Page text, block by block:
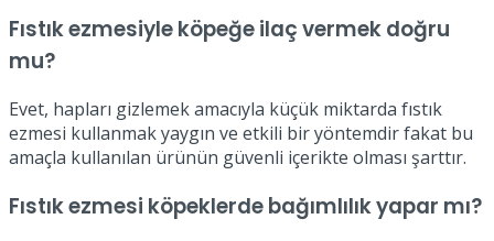
Fıstık ezmesiyle köpeğe ilaç vermek doğru
mu?
Evet, hapları gizlemek amacıyla küçük miktarda fıstık
ezmesi kullanmak yaygın ve etkili bir yöntemdir fakat bu
amaçla kullanılan ürünün güvenli içerikte olması şarttır.
Fıstık ezmesi köpeklerde bağımlılık yapar mı?